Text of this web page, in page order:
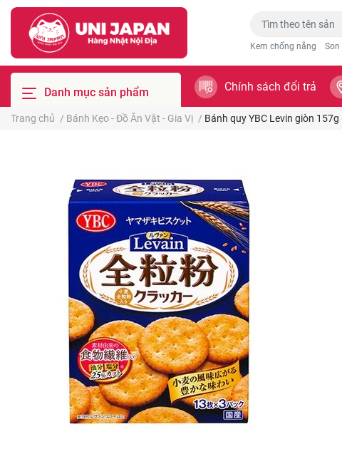
Kem chống nắng Son
Danh mục sản phẩm Chính sách đổi trả
Trang chủ / Bánh Kẹo - Đồ Ăn Vặt - Gia Vị / Bánh quy YBC Levin giòn 157g